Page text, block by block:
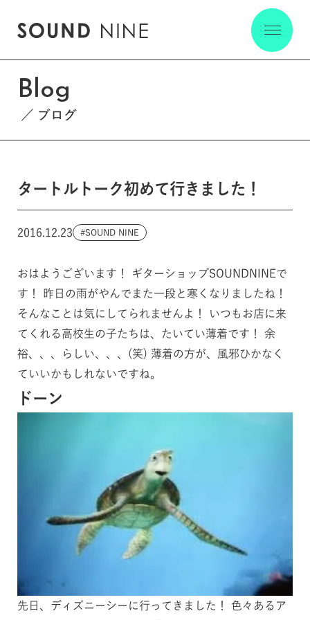
Blog
ブログ
タートルトーク初めて行きました！
2016.12.23 SOUND NINE
おはようございます！ ギターショップSOUNDNINEで
す！ 昨日の雨がやんでまた一段と寒くなりましたね！
そんなことは気にしてられませんよ！ いつもお店に来
てくれる高校生の子たちは、たいてい薄着です！ 余
裕、、、らしい、、、(笑) 薄着の方が、風邪ひかなく
ていいかもしれないですね。
ドーン
先日、ディズニーシーに行ってきました！ 色々あるア